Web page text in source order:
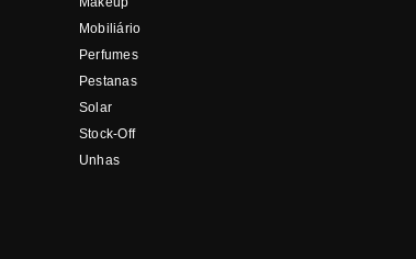
Mobiliário
Perfumes
Pestanas
Solar
Stock-Off
Unhas